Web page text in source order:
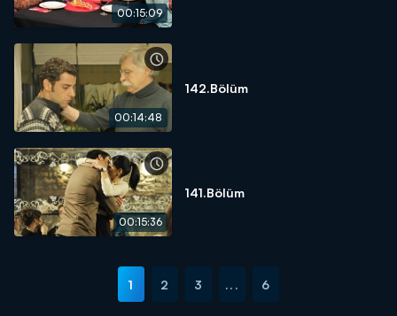
00:15:09
00:14:48
142.Bölüm
00:15:36
141.Bölüm
1 2 3 ... 6